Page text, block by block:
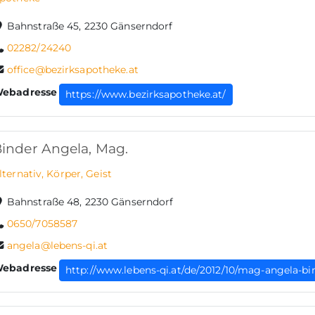
Bahnstraße 45, 2230 Gänserndorf
02282/24240
office@bezirksapotheke.at
https://www.bezirksapotheke.at/
Angela, Mag.
Körper, Geist
Bahnstraße 48, 2230 Gänserndorf
0650/7058587
angela@lebens-qi.at
http://www.lebens-qi.at/de/2012/10/mag-angela-